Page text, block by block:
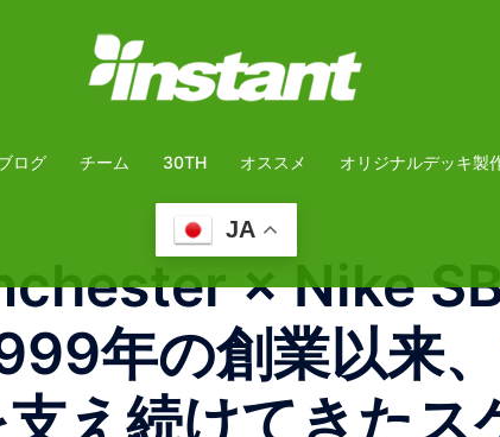
ログ チーム 30TH オススメ オリジナルデッキ製
JA
× Nike
年の創業以来
え続けてきたス